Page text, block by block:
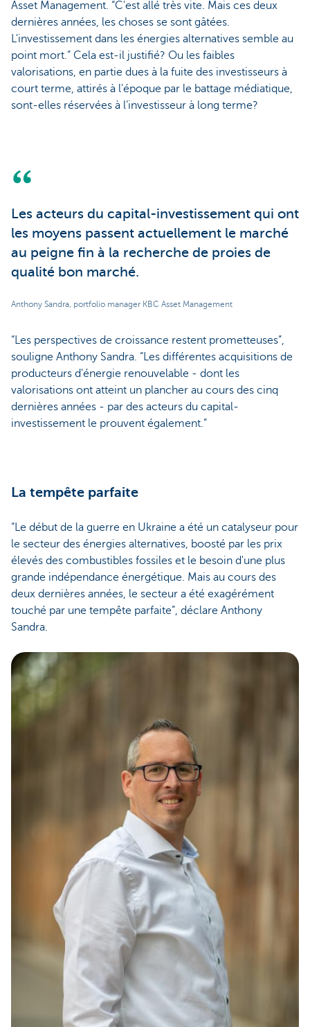
Asset Management. “C'est allé très vite. Mais ces deux
dernières années, les choses se sont gâtées.
L'investissement dans les énergies alternatives semble au
point mort.” Cela est-il justifié? Ou les faibles
valorisations, en partie dues à la fuite des investisseurs à
court terme, attirés à l'époque par le battage médiatique,
sont-elles réservées à l’investisseur à long terme?
Les acteurs du capital-investissement qui ont
les moyens passent actuellement le marché
au peigne fin à la recherche de proies de
qualité bon marché.
Anthony Sandra, portfolio manager KBC Asset Management
“Les perspectives de croissance restent prometteuses”,
souligne Anthony Sandra. “Les différentes acquisitions de
producteurs d'énergie renouvelable - dont les
valorisations ont atteint un plancher au cours des cinq
dernières années - par des acteurs du capital-
investissement le prouvent également.”
La tempête parfaite
“Le début de la guerre en Ukraine a été un catalyseur pour
le secteur des énergies alternatives, boosté par les prix
élevés des combustibles fossiles et le besoin d'une plus
grande indépendance énergétique. Mais au cours des
deux dernières années, le secteur a été exagérément
touché par une tempête parfaite”, déclare Anthony
Sandra.